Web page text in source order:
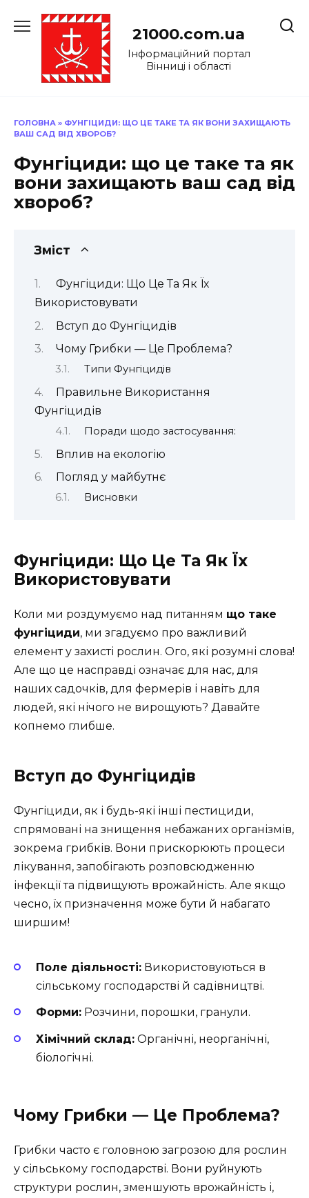
до
21000.com.ua
Інформаційний портал
Вінниці і області
ГОЛОВНА » ФУНГІЦИДИ: ЩО ЦЕ ТАКЕ ТА ЯК ВОНИ ЗАХИЩАЮТЬ
ВАШ САД ВІД ХВОРОБ?
Фунгіциди: що це таке та як
вони захищають ваш сад від
хвороб?
Зміст
Фунгіциди: Що Це Та Як Їх
Використовувати
Вступ до Фунгіцидів
Чому Грибки — Це Проблема?
Типи Фунгіцидів
Правильне Використання
Фунгіцидів
Поради щодо застосування:
Вплив на екологію
Погляд у майбутнє
Висновки
Фунгіциди: Що Це Та Як Їх
Використовувати
Коли ми роздумуємо над питанням що таке
фунгіциди, ми згадуємо про важливий
елемент у захисті рослин. Ого, які розумні слова!
Але що це насправді означає для нас, для
наших садочків, для фермерів і навіть для
людей, які нічого не вирощують? Давайте
копнемо глибше.
Вступ до Фунгіцидів
Фунгіциди, як і будь-які інші пестициди,
спрямовані на знищення небажаних організмів,
зокрема грибків. Вони прискорюють процеси
лікування, запобігають розповсюдженню
інфекції та підвищують врожайність. Але якщо
чесно, їх призначення може бути й набагато
ширшим!
Поле діяльності: Використовуються в
сільському господарстві й садівництві.
Форми: Розчини, порошки, гранули.
Хімічний склад: Органічні, неорганічні,
біологічні.
Чому Грибки — Це Проблема?
Грибки часто є головною загрозою для рослин
у сільському господарстві. Вони руйнують
структури рослин, зменшують врожайність і,